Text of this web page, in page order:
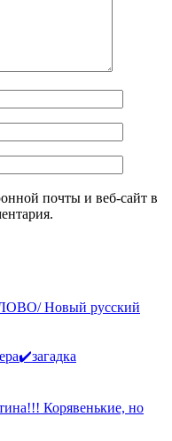
почты и веб-сайт в
Новый русский
Корявенькие, но